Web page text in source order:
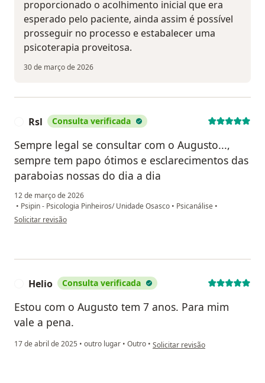
proporcionado o acolhimento inicial que era
esperado pelo paciente, ainda assim é possível
prosseguir no processo e estabalecer uma
psicoterapia proveitosa.
30 de março de 2026
Rsl Consulta verificada
Sempre legal se consultar com o Augusto...,
sempre tem papo ótimos e esclarecimentos das
paraboias nossas do dia a dia
12 de março de 2026
• Psipin - Psicologia Pinheiros/ Unidade Osasco • Psicanálise •
na opinião do utilizador Rsl
Solicitar revisão
Helio Consulta verificada
Estou com o Augusto tem 7 anos. Para mim
vale a pena.
17 de abril de 2025 • outro lugar • Outro • na opinião do utilizador Helio
Solicitar revisão